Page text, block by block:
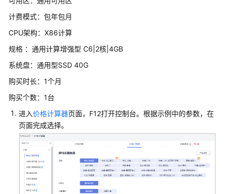
客
运
营
力
API
简
API
调
用
方
式
计费模式：包年包月
CPU架构：X86计算
规格 ：通用计算增强型 C6|2核|4GB
系统盘：通用型SSD 40G
购买时长：1个月
购买个数：1台
进入价格计算器页面，F12打开控制台。根据示例中的参数，在
页面完成选择。